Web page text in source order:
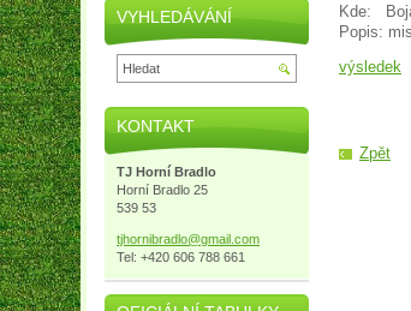
Kde:
Popis:
výsledek
Zpět
VYHLEDÁVÁNÍ
KONTAKT
TJ Horní Bradlo
Horní Bradlo 25
539 53
tjhornibradlo@gmail.com
Tel: +420 606 788 661